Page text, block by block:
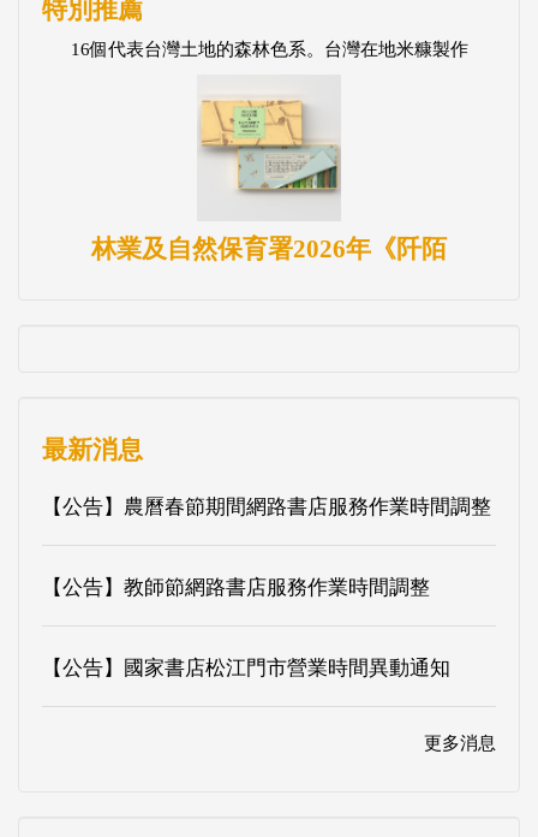
特別推薦
16個代表台灣土地的森林色系。台灣在地米糠製作
林業及自然保育署2026年《阡陌
最新消息
【公告】農曆春節期間網路書店服務作業時間調整
【公告】教師節網路書店服務作業時間調整
【公告】國家書店松江門市營業時間異動通知
更多消息